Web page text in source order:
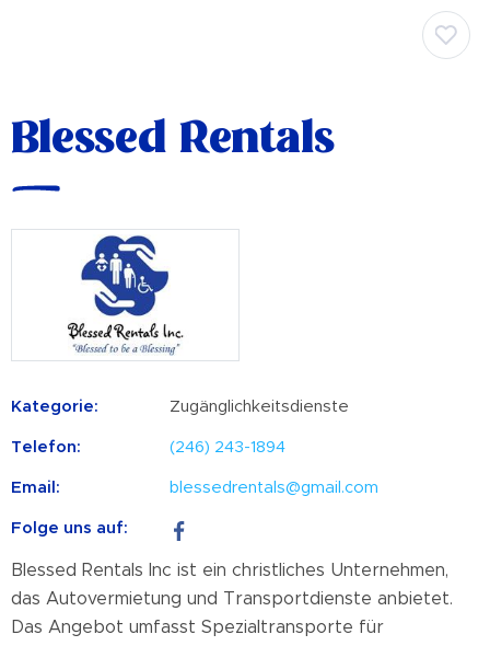
Blessed Rentals
Kategorie: Zugänglichkeitsdienste
Telefon: (246) 243-1894
Email: blessedrentals@gmail.com
Folge uns auf:
Blessed Rentals Inc ist ein christliches Unternehmen,
das Autovermietung und Transportdienste anbietet.
Das Angebot umfasst Spezialtransporte für